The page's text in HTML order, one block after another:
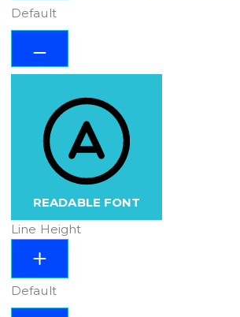
Default
READABLE FONT
Line Height
Default